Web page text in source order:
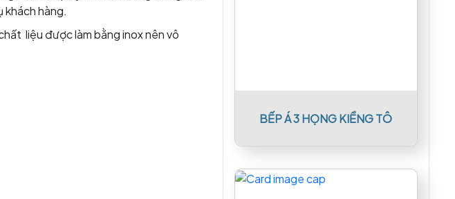
khách hàng.
liệu được làm bằng inox nên vô
BẾP Á 3 HỌNG KIỀNG TÔ